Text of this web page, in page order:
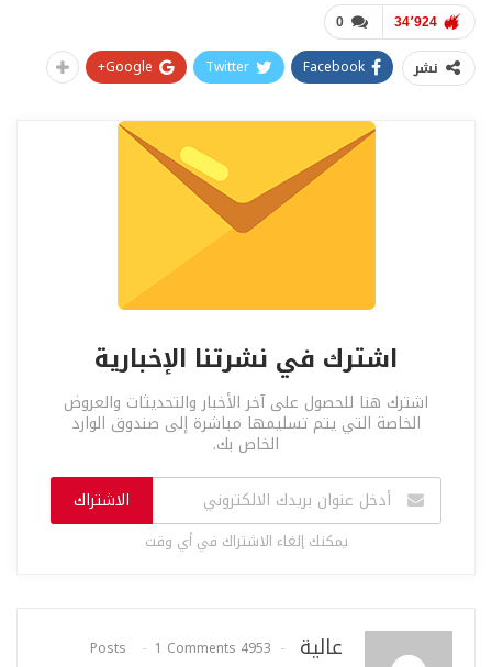
0 34٬924
نشر Facebook
Twitter
Google+
اشترك في نشرتنا الإخبارية
اشترك هنا للحصول على آخر الأخبار والتحديثات والعروض
الخاصة التي يتم تسليمها مباشرة إلى صندوق الوارد
الخاص بك.
الاشتراك
يمكنك إلغاء الاشتراك في أي وقت
عالية 4953 Posts
1 Comments